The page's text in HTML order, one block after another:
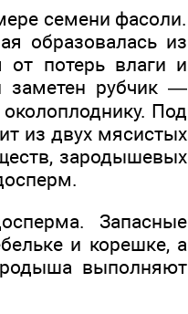
семени фасоли.
образовалась из
от потерь влаги и
заметен рубчик —
Под
из двух мясистых
зародышевых
Запасные
и корешке, а
выполняют